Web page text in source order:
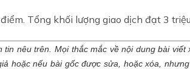
Tổng khối lượng giao dịch đạt 3
nêu trên. Mọi thắc mắc về nội dung bài
hoặc nếu bài gốc được sửa, hoặc xóa,